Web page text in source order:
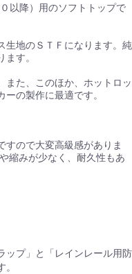
以降）用のソフトトップで
生地のＳＴＦになります。純
す。
また、このほか、ホットロッ
の製作に最適です。
すので大変高級感がありま
縮みが少なく、耐久性もあ
ップ」と「レインレール用防